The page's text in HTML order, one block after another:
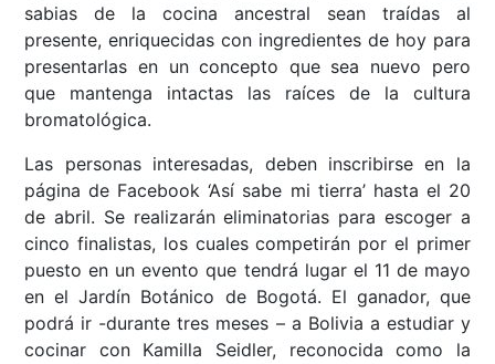
sabias de la cocina ancestral sean traídas al
presente, enriquecidas con ingredientes de hoy para
presentarlas en un concepto que sea nuevo pero
que mantenga intactas las raíces de la cultura
bromatológica.
Las personas interesadas, deben inscribirse en la
página de Facebook ‘Así sabe mi tierra’ hasta el 20
de abril. Se realizarán eliminatorias para escoger a
cinco finalistas, los cuales competirán por el primer
puesto en un evento que tendrá lugar el 11 de mayo
en el Jardín Botánico de Bogotá. El ganador, que
podrá ir -durante tres meses – a Bolivia a estudiar y
cocinar con Kamilla Seidler, reconocida como la